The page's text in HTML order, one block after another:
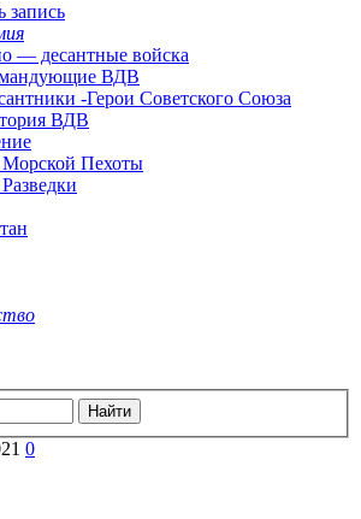
запись
— десантные войска
ВДВ
-Герои Советского Союза
ВДВ
Пехоты
0